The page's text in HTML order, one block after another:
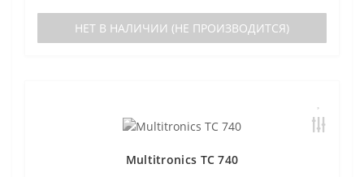
НЕТ В НАЛИЧИИ (НЕ ПРОИЗВОДИТСЯ)
Multitronics TC 740